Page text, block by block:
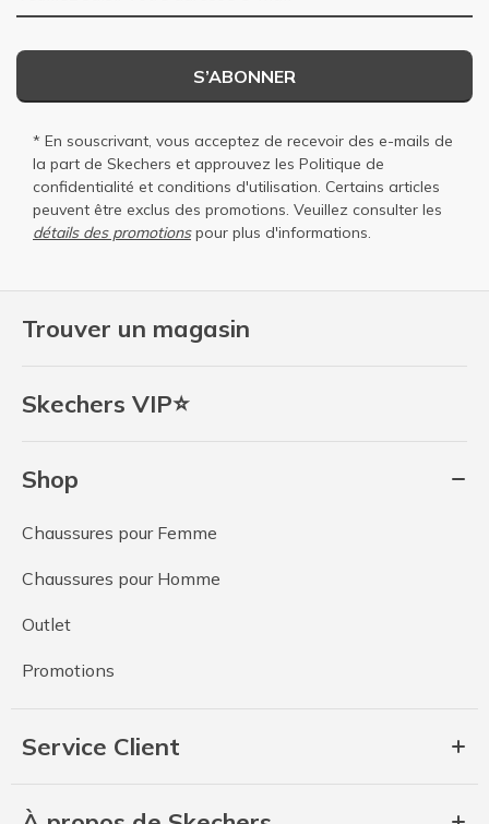
Trouver un magasin
Skechers VIP⭐
Shop
Chaussures pour Femme
Chaussures pour Homme
Outlet
Promotions
Service Client
S’ABONNER
* En souscrivant, vous acceptez de recevoir des e-mails de
la part de Skechers et approuvez les Politique de
confidentialité et conditions d'utilisation. Certains articles
peuvent être exclus des promotions. Veuillez consulter les
détails des promotionspour plus d'informations.